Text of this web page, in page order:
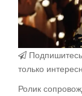
Подпишитесь
только
Ролик